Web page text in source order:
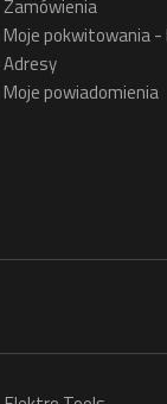
Zamówienia
Moje pokwitowania
Adresy
Moje powiadomienia